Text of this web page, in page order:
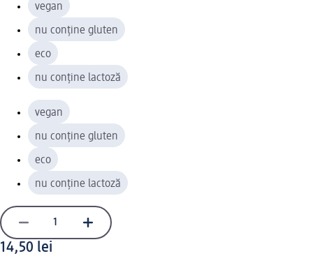
vegan
nu conține gluten
eco
nu conține lactoză
vegan
nu conține gluten
eco
nu conține lactoză
14,50 lei